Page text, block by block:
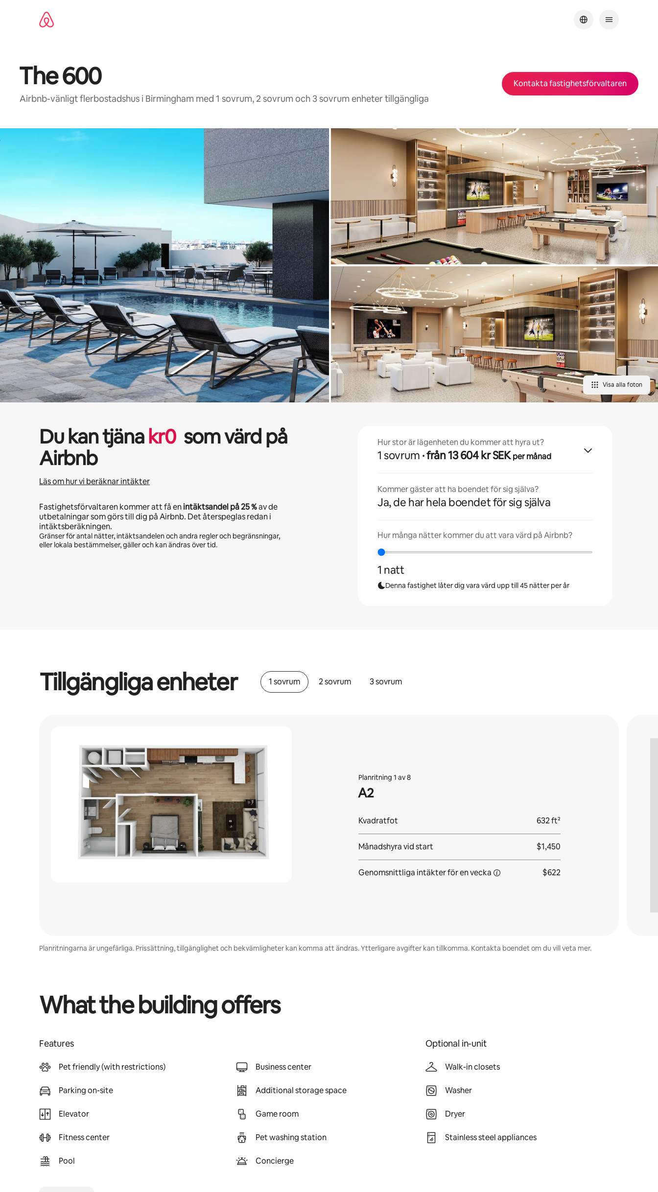
The 600
Airbnb-vänligt flerbostadshus i Birmingham med 1 sovrum, 2 sovrum och 3 sovrum enheter tillgängliga
Kontakta fastighetsförvaltaren
Visa alla foton
Du kan tjänakr0 som värd på
Airbnb
Läs om hur vi beräknar intäkter
Fastighetsförvaltaren kommer att få enintäktsandel på25 %av de
utbetalningar som görs till dig på Airbnb. Det återspeglas redan i
intäktsberäkningen.
Gränser för antal nätter, intäktsandelen och andra regler och begränsningar,
eller lokala bestämmelser, gäller och kan ändras över tid.
Hur stor är lägenheten du kommer att hyra ut?
1 sovrum · från 13 604 kr SEKper månad
Kommer gäster att ha boendet för sig själva?
Ja, de har hela boendet för sig själva
Hur många nätter kommer du att vara värd på Airbnb?
1 natt
Denna fastighet låter dig vara värd upp till 45 nätter per år
Tillgängliga enheter 1 sovrum 2 sovrum 3 sovrum
Planritning 1 av 8
A2
Kvadratfot 632 ft²
Månadshyra vid start $1,450
Genomsnittliga intäkter fören vecka $622
Planritningarna är ungefärliga. Prissättning, tillgänglighet och bekvämligheter kan komma att ändras. Ytterligare avgifter kan tillkomma. Kontakta boendet om du vill veta mer.
What the building offers
Features
Pet friendly (with restrictions)
Parking on-site
Elevator
Fitness center
Pool
Business center
Additional storage space
Game room
Pet washing station
Concierge
Optional in-unit
Walk-in closets
Washer
Dryer
Stainless steel appliances